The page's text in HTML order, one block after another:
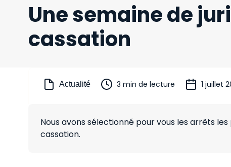
Une semaine de
cassation
Actualité 3 min de lecture 1 juillet
Nous avons sélectionné pour vous les arrêts
cassation.